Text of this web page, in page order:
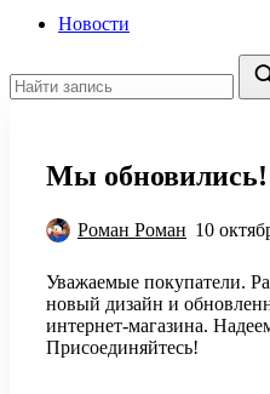
Новости
Мы обновились!
Роман Роман 10
Уважаемые покупатели.
новый дизайн и
интернет-магазина.
Присоединяйтесь!